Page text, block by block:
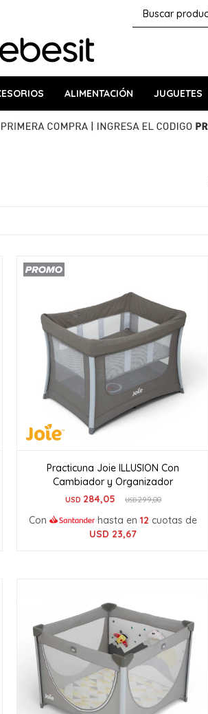
ALIMENTACIÓN JUGUETES
Practicuna Joie ILLUSION Con
Cambiador y Organizador
USD 284,05 USD299,00
Con hasta en12 cuotas de
USD 23,67